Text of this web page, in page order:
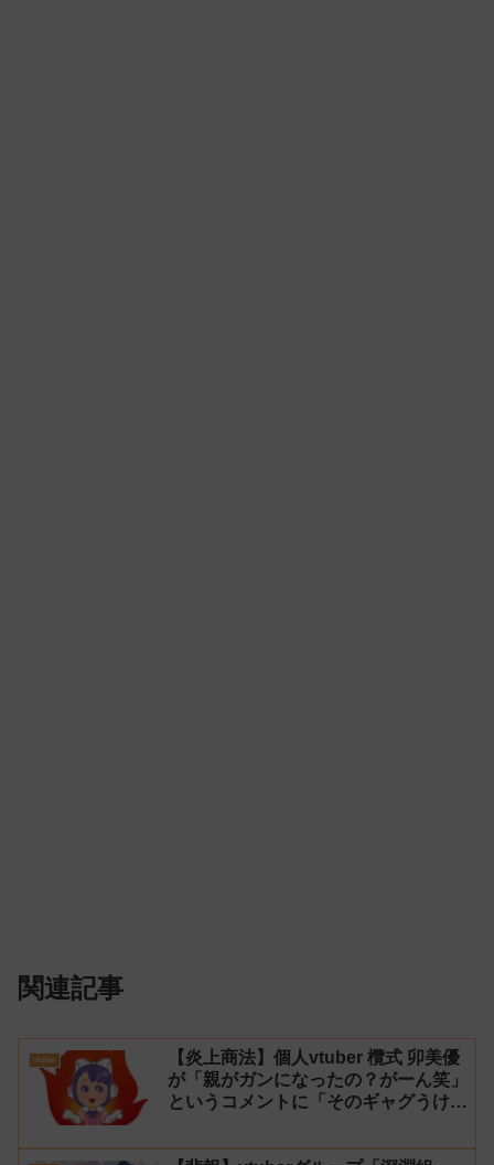
関連記事
vtuber
【炎上商法】個人vtuber 欖式 卯美優
が「親がガンになったの？がーん笑」
というコメントに「そのギャグうけ
はオススメしないと投稿し叩かれる